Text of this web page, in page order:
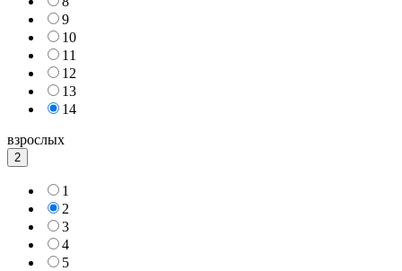
9
10
11
12
13
14
взрослых
2
1
2
3
4
5